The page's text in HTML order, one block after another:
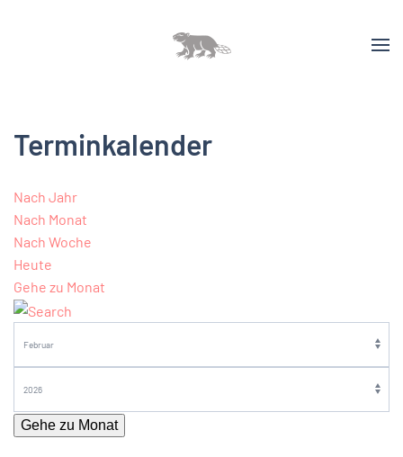
Terminkalender
Nach Jahr
Nach Monat
Nach Woche
Heute
Gehe zu Monat
Gehe zu Monat